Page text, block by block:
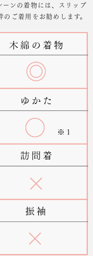
ンの着物には、スリップ
ご着用をお勧めします。